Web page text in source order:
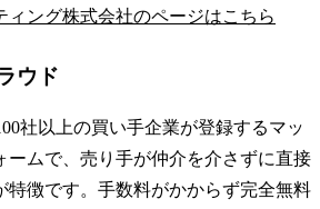
ィング株式会社のページはこちら
ウド
社以上の買い手企業が登録するマッ
ームで、売り手が仲介を介さずに直接
特徴です。手数料がかからず完全無料